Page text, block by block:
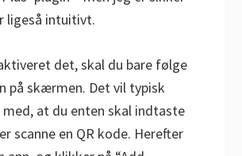
ligeså intuitivt.
det, skal du bare følge
på skærmen. Det vil typisk
at du enten skal indtaste
scanne en QR kode. Herefter